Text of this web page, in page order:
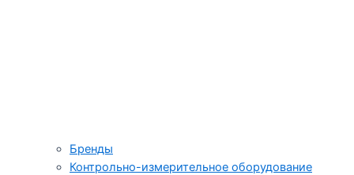
Бренды
Контрольно-измерительное оборудование